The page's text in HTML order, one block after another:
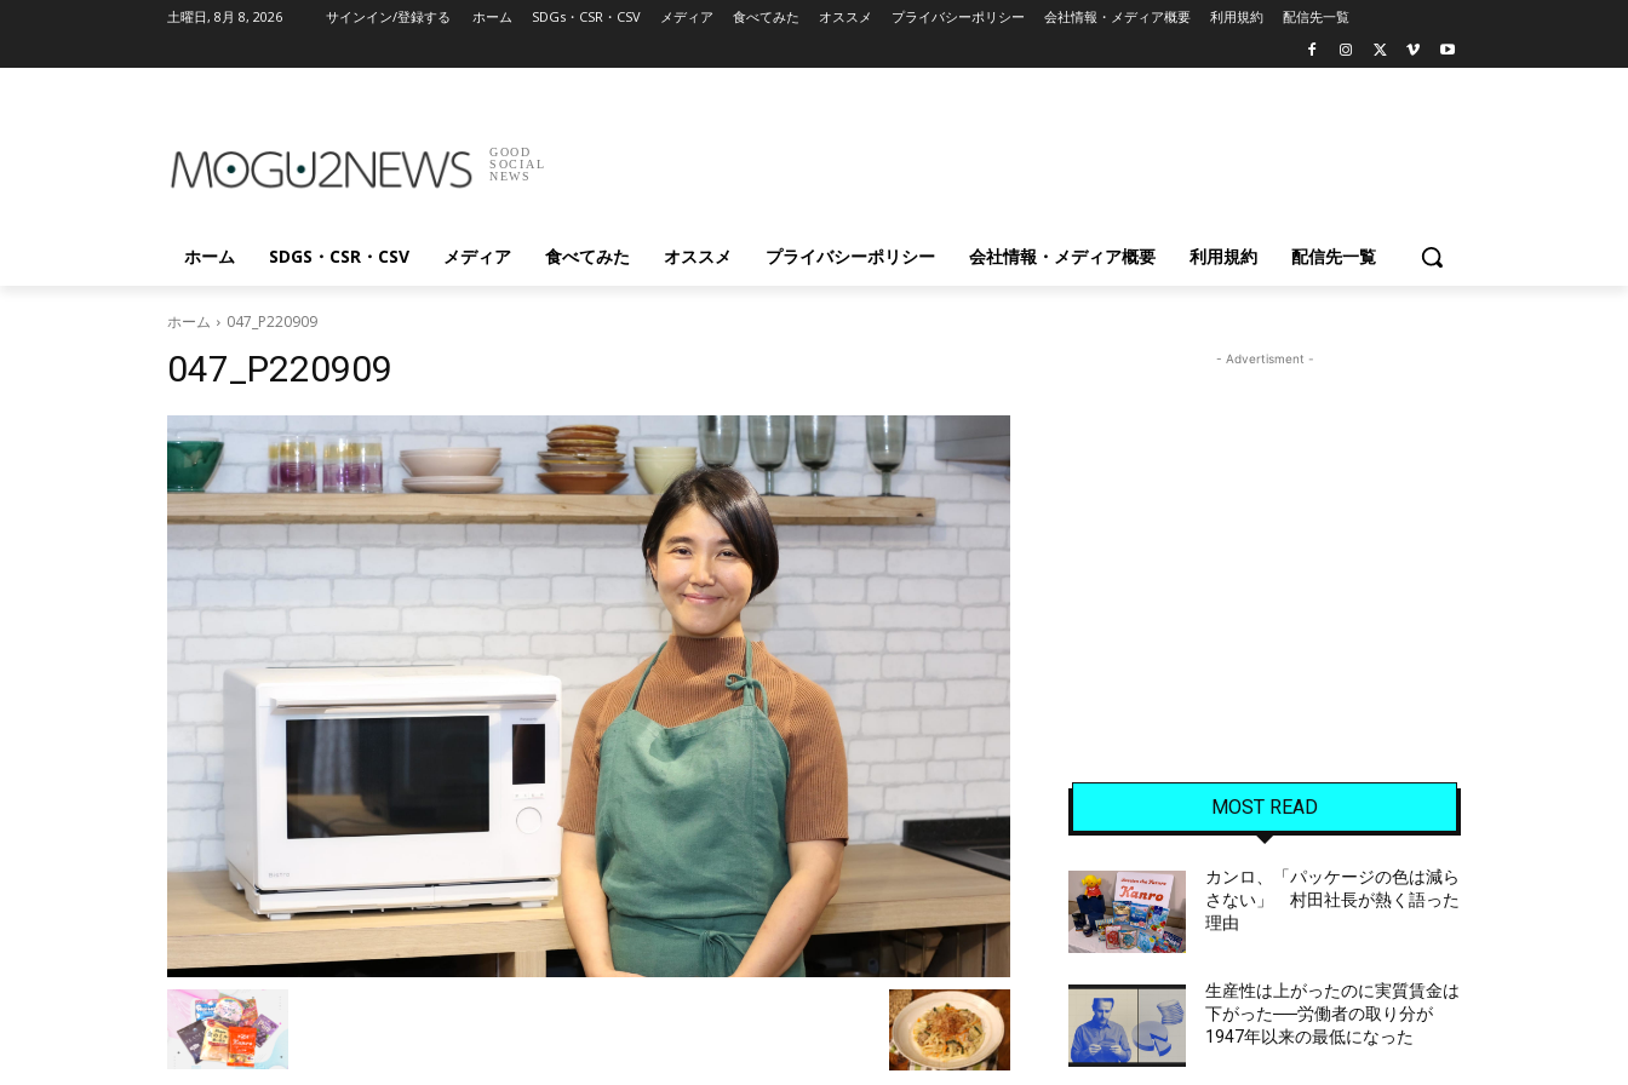
土曜日, 8月 8, 2026 サインイン/登録する ホーム SDGs・CSR・CSV メディア 食べてみた オススメ プライバシーポリシー 会社情報・メディア概要 利用規約 配信先一覧
GOOD
SOCIAL
NEWS
ホーム SDGS・CSR・CSV メディア 食べてみた オススメ プライバシーポリシー 会社情報・メディア概要 利用規約 配信先一覧
ホーム 047_P220909
047_P220909 - Advertisment -
MOST READ
カンロ、「パッケージの色は減ら
さない」 村田社長が熱く語った
理由
生産性は上がったのに実質賃金は
下がった──労働者の取り分が
1947年以来の最低になった